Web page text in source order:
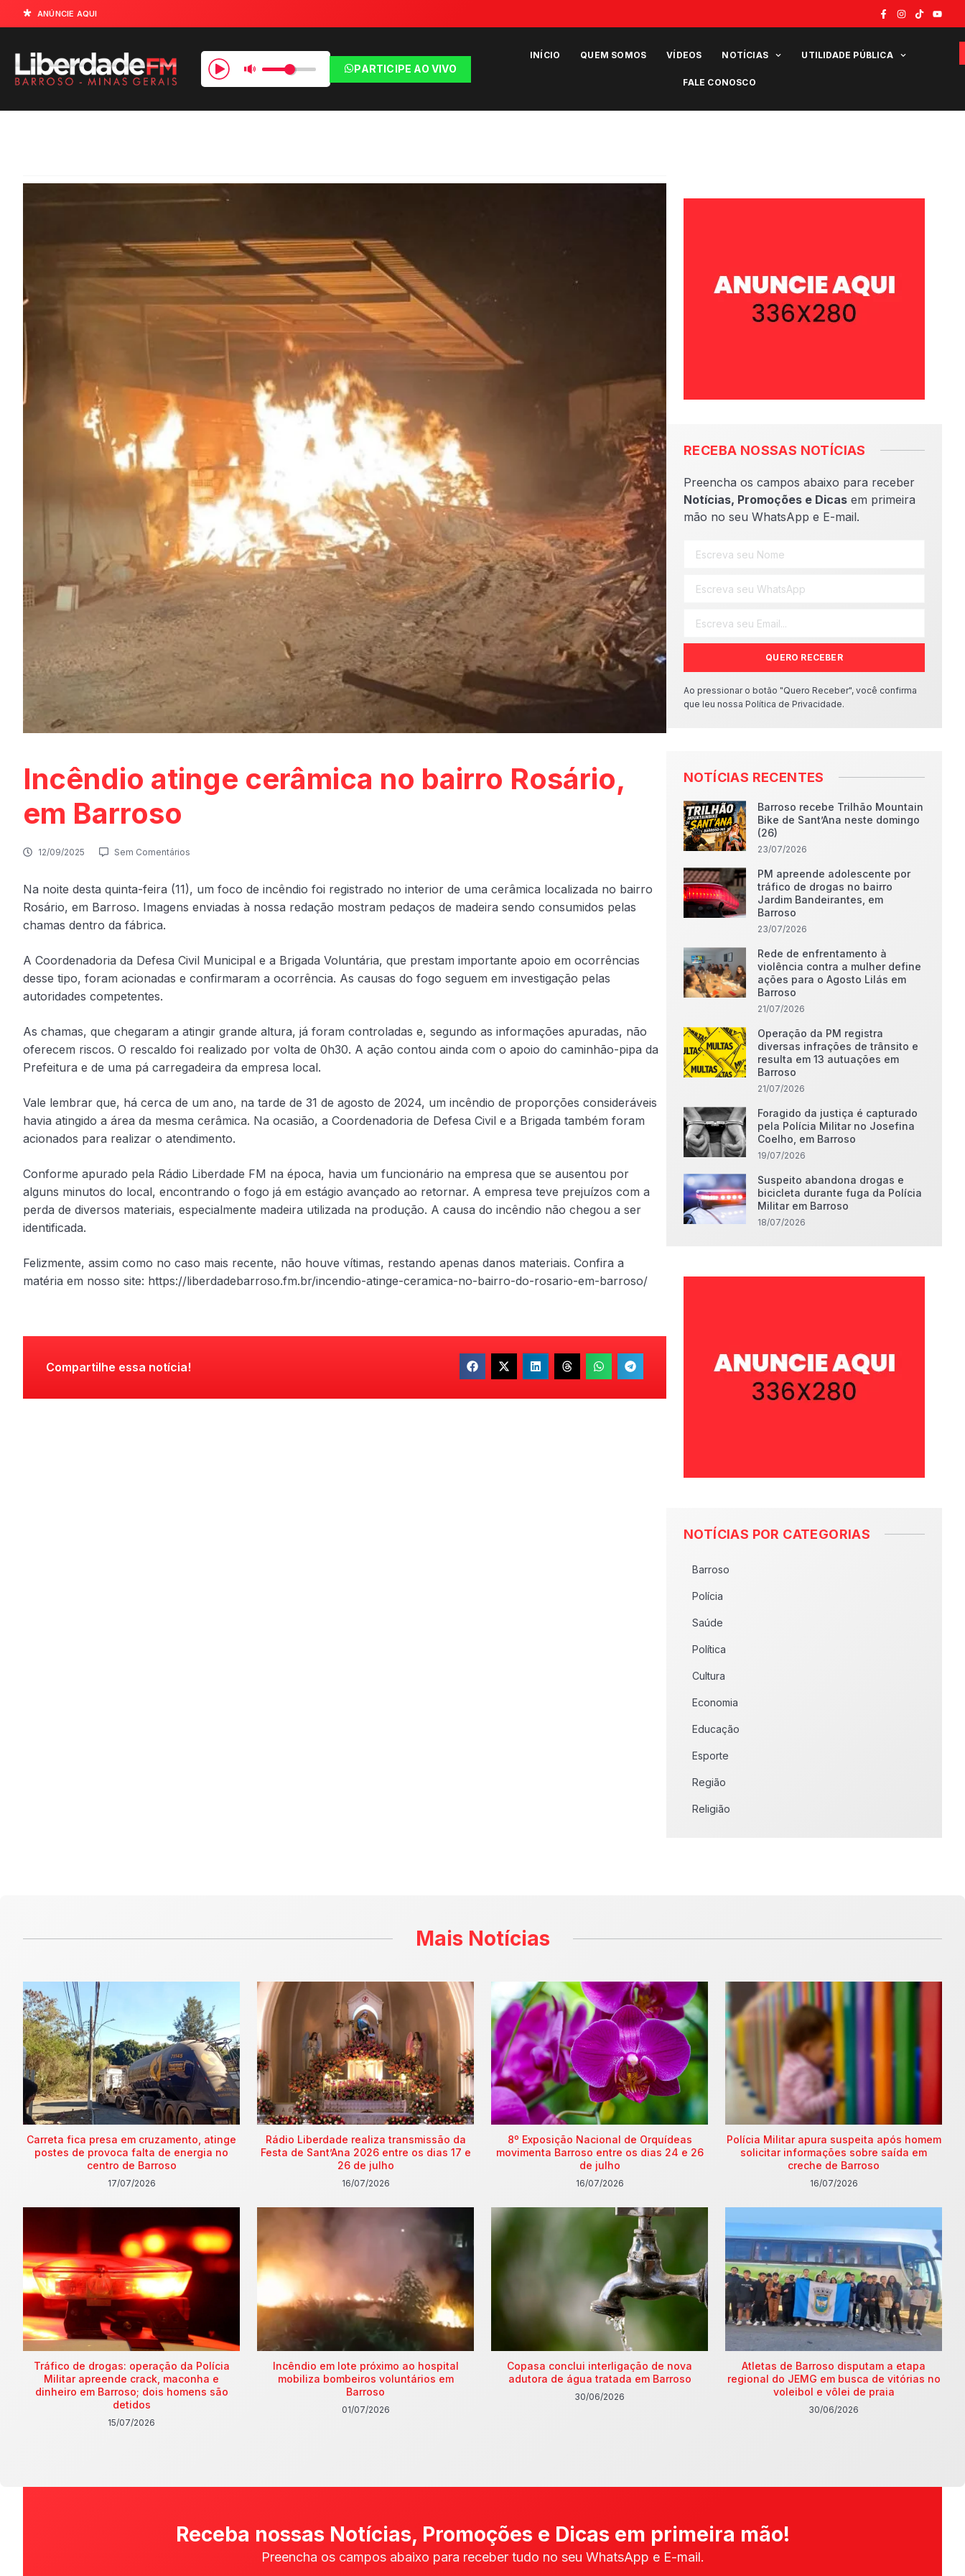
ANÚNCIE AQUI
PARTICIPE AO VIVO
INÍCIO QUEM SOMOS VÍDEOS NOTÍCIAS UTILIDADE PÚBLICA
FALE CONOSCO
Incêndio atinge cerâmica no bairro Rosário,
em Barroso
12/09/2025 Sem Comentários
Na noite desta quinta-feira (11), um foco de incêndio foi registrado no interior de uma cerâmica localizada no bairro
Rosário, em Barroso. Imagens enviadas à nossa redação mostram pedaços de madeira sendo consumidos pelas
chamas dentro da fábrica.
A Coordenadoria da Defesa Civil Municipal e a Brigada Voluntária, que prestam importante apoio em ocorrências
desse tipo, foram acionadas e confirmaram a ocorrência. As causas do fogo seguem em investigação pelas
autoridades competentes.
As chamas, que chegaram a atingir grande altura, já foram controladas e, segundo as informações apuradas, não
oferecem riscos. O rescaldo foi realizado por volta de 0h30. A ação contou ainda com o apoio do caminhão-pipa da
Prefeitura e de uma pá carregadeira da empresa local.
Vale lembrar que, há cerca de um ano, na tarde de 31 de agosto de 2024, um incêndio de proporções consideráveis
havia atingido a área da mesma cerâmica. Na ocasião, a Coordenadoria de Defesa Civil e a Brigada também foram
acionados para realizar o atendimento.
Conforme apurado pela Rádio Liberdade FM na época, havia um funcionário na empresa que se ausentou por
alguns minutos do local, encontrando o fogo já em estágio avançado ao retornar. A empresa teve prejuízos com a
perda de diversos materiais, especialmente madeira utilizada na produção. A causa do incêndio não chegou a ser
identificada.
Felizmente, assim como no caso mais recente, não houve vítimas, restando apenas danos materiais. Confira a
matéria em nosso site: https://liberdadebarroso.fm.br/incendio-atinge-ceramica-no-bairro-do-rosario-em-barroso/
Compartilhe essa notícia!
RECEBA NOSSAS NOTÍCIAS
Preencha os campos abaixo para receber
Notícias, Promoções e Dicas em primeira
mão no seu WhatsApp e E-mail.
QUERO RECEBER
Ao pressionar o botão "Quero Receber", você confirma
que leu nossa Política de Privacidade.
NOTÍCIAS RECENTES
Barroso recebe Trilhão Mountain
Bike de Sant’Ana neste domingo
(26)
23/07/2026
PM apreende adolescente por
tráfico de drogas no bairro
Jardim Bandeirantes, em
Barroso
23/07/2026
Rede de enfrentamento à
violência contra a mulher define
ações para o Agosto Lilás em
Barroso
21/07/2026
Operação da PM registra
diversas infrações de trânsito e
resulta em 13 autuações em
Barroso
21/07/2026
Foragido da justiça é capturado
pela Polícia Militar no Josefina
Coelho, em Barroso
19/07/2026
Suspeito abandona drogas e
bicicleta durante fuga da Polícia
Militar em Barroso
18/07/2026
NOTÍCIAS POR CATEGORIAS
Barroso
Polícia
Saúde
Política
Cultura
Economia
Educação
Esporte
Região
Religião
Mais Notícias
Carreta fica presa em cruzamento, atinge
postes de provoca falta de energia no
centro de Barroso
17/07/2026
Rádio Liberdade realiza transmissão da
Festa de Sant’Ana 2026 entre os dias 17 e
26 de julho
16/07/2026
8º Exposição Nacional de Orquídeas
movimenta Barroso entre os dias 24 e 26
de julho
16/07/2026
Polícia Militar apura suspeita após homem
solicitar informações sobre saída em
creche de Barroso
16/07/2026
Tráfico de drogas: operação da Polícia
Militar apreende crack, maconha e
dinheiro em Barroso; dois homens são
detidos
15/07/2026
Incêndio em lote próximo ao hospital
mobiliza bombeiros voluntários em
Barroso
01/07/2026
Copasa conclui interligação de nova
adutora de água tratada em Barroso
30/06/2026
Atletas de Barroso disputam a etapa
regional do JEMG em busca de vitórias no
voleibol e vôlei de praia
30/06/2026
Receba nossas Notícias, Promoções e Dicas em primeira mão!
Preencha os campos abaixo para receber tudo no seu WhatsApp e E-mail.